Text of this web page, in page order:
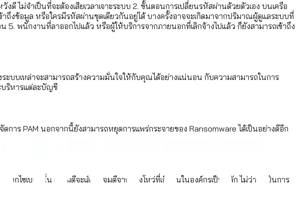
ดี ไม่จำเป็นที่จะต้องเสียเวลาเจาะระบบ 2. ขั้นตอนการเปลี่ยนรหัสผ่านด้วยตัวเอง บนเครือ
งข้อมูล หรือใครมีรหัสผ่านชุดเดียวกันอยู่ได้ บางครั้งอาจจะเกิดมาจากปริมาณผู้ดูแลระบบที่
พนักงานที่ลาออกไปแล้ว หรือผู้ให้บริการจากภายนอกที่เลิกจ้างไปแล้ว ก็ยังสามารถเข้าถึง
ะบบเหล่าจะสามารถสร้างความมั่นใจให้กับคุณได้อย่างแน่นอน กับความสามารถในการ
บริหารแต่ละบัญชี
าร PAM นอกจากนี้ยังสามารถหยุดการแพร่กระจายของ Ransomware ได้เป็นอย่างดีอีก
ไซเบอร์นั้น ผู้โจมตีจะเลือกโจมตีจากช่องโหว่ที่เกิดขึ้นในองค์กรเป็นหลัก ไม่ว่าจะเป็นการ